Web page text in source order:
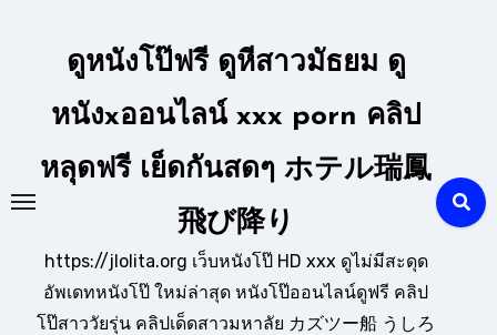
ดูหนังโป๊ฟรี ดูหีสาวมัธยม ดู
หนังxออนไลน์ xxx porn คลิป
หลุดฟรี เย็ดกันสดๆ ホテル瑞鳳
飛び降り
https://jlolita.org เว็บหนังโป๊ HD xxx ดูไม่มีสะดุด
อัพเดทหนังโป๊ ใหม่ล่าสุด หนังโป๊ออนไลน์ดูฟรี คลิป
โป๊สาววัยรุ่น คลิปเด็ดสาวมหาลัย カズツー船 うしろ